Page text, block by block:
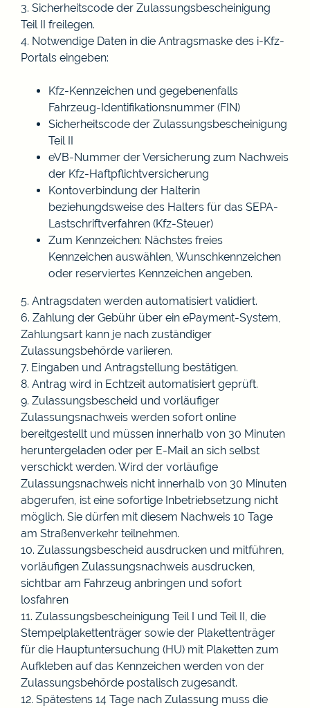
3. Sicherheitscode der Zulassungsbescheinigung
Teil II freilegen.
4. Notwendige Daten in die Antragsmaske des i-Kfz-
Portals eingeben:
Kfz-Kennzeichen und gegebenenfalls
Fahrzeug-Identifikationsnummer (FIN)
Sicherheitscode der Zulassungsbescheinigung
Teil II
eVB-Nummer der Versicherung zum Nachweis
der Kfz-Haftpflichtversicherung
Kontoverbindung der Halterin
beziehungdsweise des Halters für das SEPA-
Lastschriftverfahren (Kfz-Steuer)
Zum Kennzeichen: Nächstes freies
Kennzeichen auswählen, Wunschkennzeichen
oder reserviertes Kennzeichen angeben.
5. Antragsdaten werden automatisiert validiert.
6. Zahlung der Gebühr über ein ePayment-System,
Zahlungsart kann je nach zuständiger
Zulassungsbehörde variieren.
7. Eingaben und Antragstellung bestätigen.
8. Antrag wird in Echtzeit automatisiert geprüft.
9. Zulassungsbescheid und vorläufiger
Zulassungsnachweis werden sofort online
bereitgestellt und müssen innerhalb von 30 Minuten
heruntergeladen oder per E-Mail an sich selbst
verschickt werden. Wird der vorläufige
Zulassungsnachweis nicht innerhalb von 30 Minuten
abgerufen, ist eine sofortige Inbetriebsetzung nicht
möglich. Sie dürfen mit diesem Nachweis 10 Tage
am Straßenverkehr teilnehmen.
10. Zulassungsbescheid ausdrucken und mitführen,
vorläufigen Zulassungsnachweis ausdrucken,
sichtbar am Fahrzeug anbringen und sofort
losfahren
11. Zulassungsbescheinigung Teil I und Teil II, die
Stempelplakettenträger sowie der Plakettenträger
für die Hauptuntersuchung (HU) mit Plaketten zum
Aufkleben auf das Kennzeichen werden von der
Zulassungsbehörde postalisch zugesandt.
12. Spätestens 14 Tage nach Zulassung muss die